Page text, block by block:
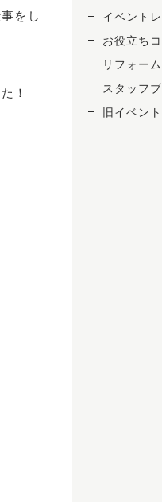
をし
！
イベント
お役立ち
リフォー
スタッフ
旧イベント